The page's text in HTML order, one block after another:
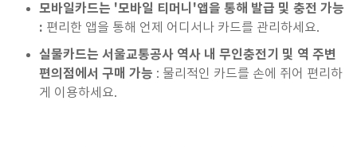
모바일카드는 '모바일 티머니'앱을 통해 발급 및 충전 가능
: 편리한 앱을 통해 언제 어디서나 카드를 관리하세요.
실물카드는 서울교통공사 역사 내 무인충전기 및 역 주변
편의점에서 구매 가능 : 물리적인 카드를 손에 쥐어 편리하
게 이용하세요.